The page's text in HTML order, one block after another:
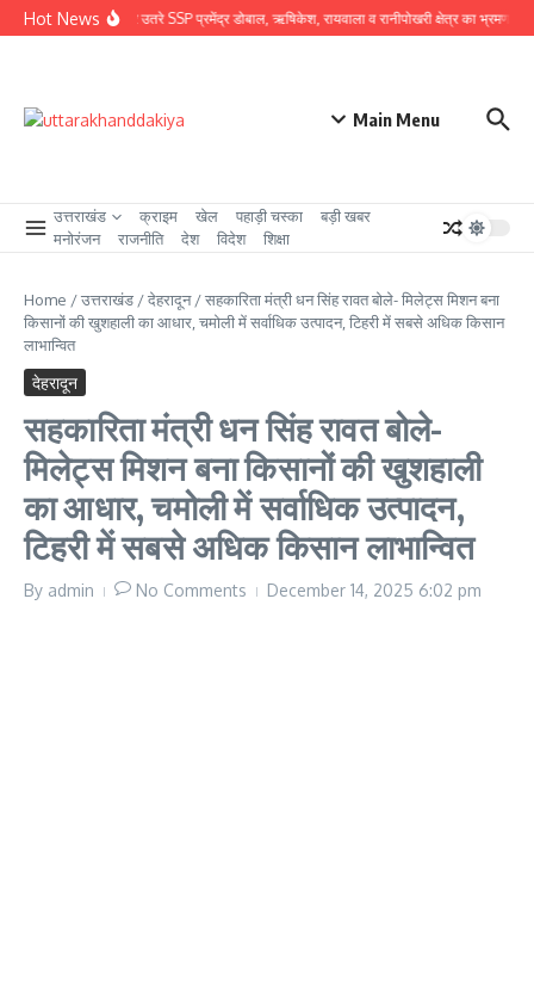
Skip to content
Hot News
ग्राउंड जीरो पर उतरे SSP प्रमेंद्र डोबाल, ऋषिकेश, रायवाला व रानीपोखरी क्षेत्र का भ्रमण कर
Main Menu
उत्तराखंड क्राइम खेल पहाड़ी चस्का
बड़ी खबर
मनोरंजन
राजनीति देश विदेश शिक्षा
Home /उत्तराखंड /देहरादून/सहकारिता मंत्री धन सिंह रावत बोले- मिलेट्स मिशन बना
किसानों की खुशहाली का आधार, चमोली में सर्वाधिक उत्पादन, टिहरी में सबसे अधिक किसान
लाभान्वित
देहरादून
सहकारिता मंत्री धन सिंह रावत बोले-
मिलेट्स मिशन बना किसानों की खुशहाली
का आधार, चमोली में सर्वाधिक उत्पादन,
टिहरी में सबसे अधिक किसान लाभान्वित
By admin No Comments December 14, 2025 6:02 pm